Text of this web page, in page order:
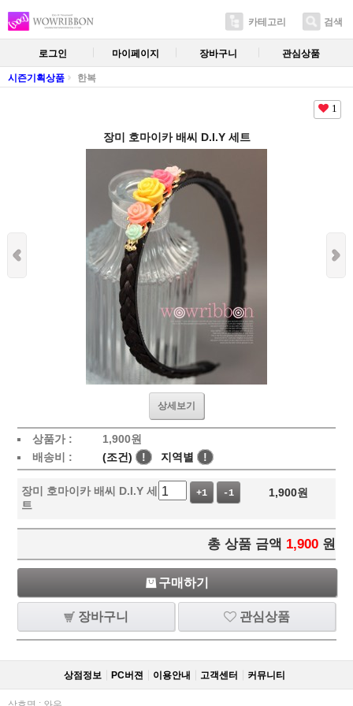
카테고리 검색
로그인 마이페이지 장바구니 관심상품
시즌기획상품 한복
1
장미 호마이카 배씨 D.I.Y 세트
상세보기
상품가 : 1,900원
배송비 :
(조건) ! 지역별 !
장미 호마이카 배씨 D.I.Y 세
트
+1 -1 1,900원
총 상품 금액 1,900 원
구매하기
장바구니 관심상품
상점정보 PC버젼 이용안내 고객센터 커뮤니티